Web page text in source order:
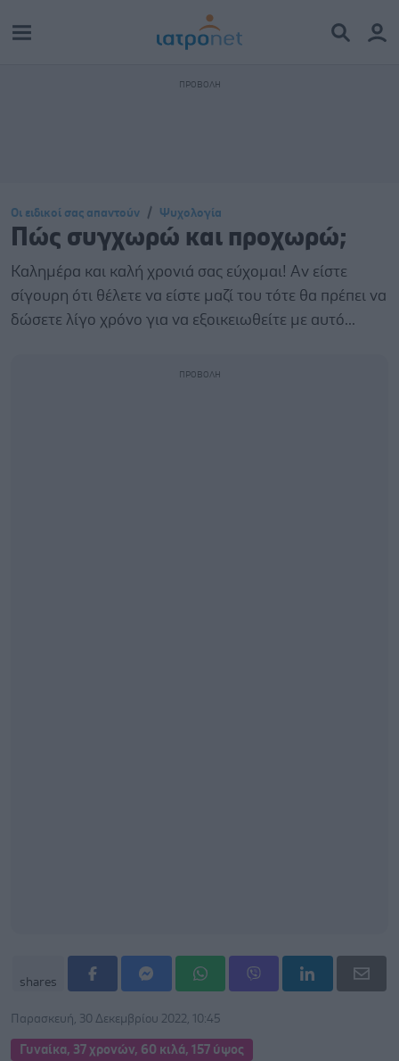
Οι ειδικοί σας απαντούν Ψυχολογία
Πώς συγχωρώ και προχωρώ;
Καλημέρα και καλή χρονιά σας εύχομαι! Αν είστε
σίγουρη ότι θέλετε να είστε μαζί του τότε θα πρέπει να
δώσετε λίγο χρόνο για να εξοικειωθείτε με αυτό...
shares
Παρασκευή, 30 Δεκεμβρίου 2022, 10:45
Γυναίκα, 37 χρονών, 60 κιλά, 157 ύψος